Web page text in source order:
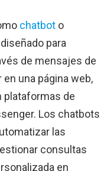
chatbot o
para
de mensajes de
una página web,
plataformas de
Los chatbots
las
consultas
en